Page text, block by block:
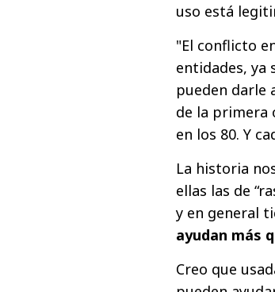
uso está
"El conflicto
entidades, ya
pueden darle
de la primera
en los 80. Y
La historia
ellas las de
y en general
ayudan más
Creo que